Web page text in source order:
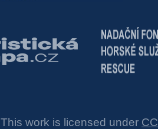
This work is licensed under